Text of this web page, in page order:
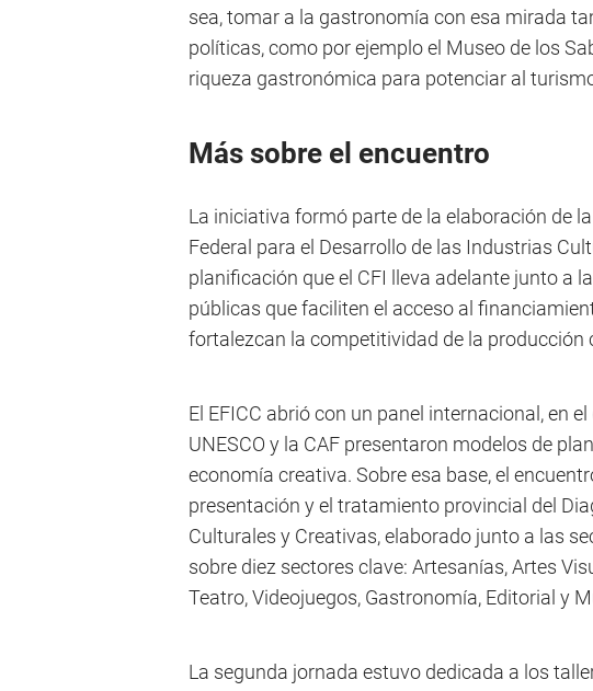
sea, tomar a la gastronomía con esa mirada
políticas, como por ejemplo el Museo de los
riqueza gastronómica para potenciar al
Más sobre el encuentro
La iniciativa formó parte de la elaboración de
Federal para el Desarrollo de las Industrias
planificación que el CFI lleva adelante junto a
públicas que faciliten el acceso al
fortalezcan la competitividad de la producción
El EFICC abrió con un panel internacional, en
UNESCO y la CAF presentaron modelos de
economía creativa. Sobre esa base, el
presentación y el tratamiento provincial del
Culturales y Creativas, elaborado junto a las
sobre diez sectores clave: Artesanías, Artes
Teatro, Videojuegos, Gastronomía, Editorial y
La segunda jornada estuvo dedicada a los